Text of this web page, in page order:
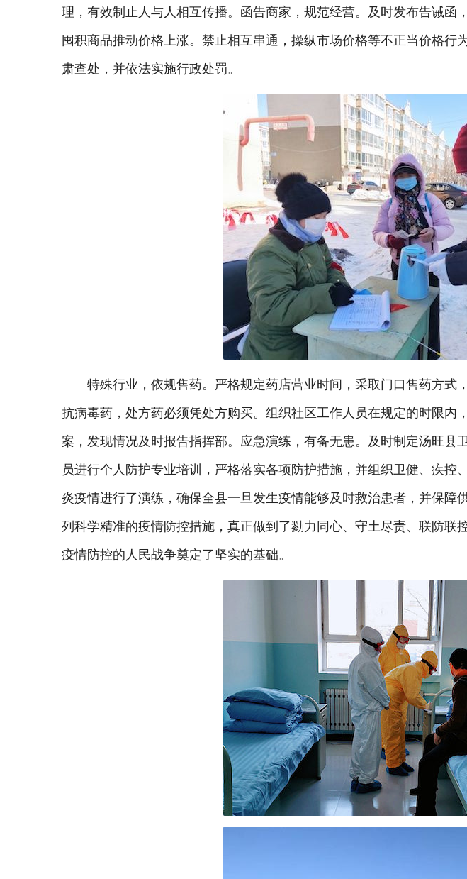
理，有效制止人与人相互传播。函告商家，规范经营。及时发布告诫函
囤积商品推动价格上涨。禁止相互串通，操纵市场价格等不正当价格行
肃查处，并依法实施行政处罚。
特殊行业，依规售药。严格规定药店营业时间，采取门口售药方式
抗病毒药，处方药必须凭处方购买。组织社区工作人员在规定的时限内
案，发现情况及时报告指挥部。应急演练，有备无患。及时制定汤旺县
员进行个人防护专业培训，严格落实各项防护措施，并组织卫健、疾控
炎疫情进行了演练，确保全县一旦发生疫情能够及时救治患者，并保障
列科学精准的疫情防控措施，真正做到了勠力同心、守土尽责、联防联
疫情防控的人民战争奠定了坚实的基础。